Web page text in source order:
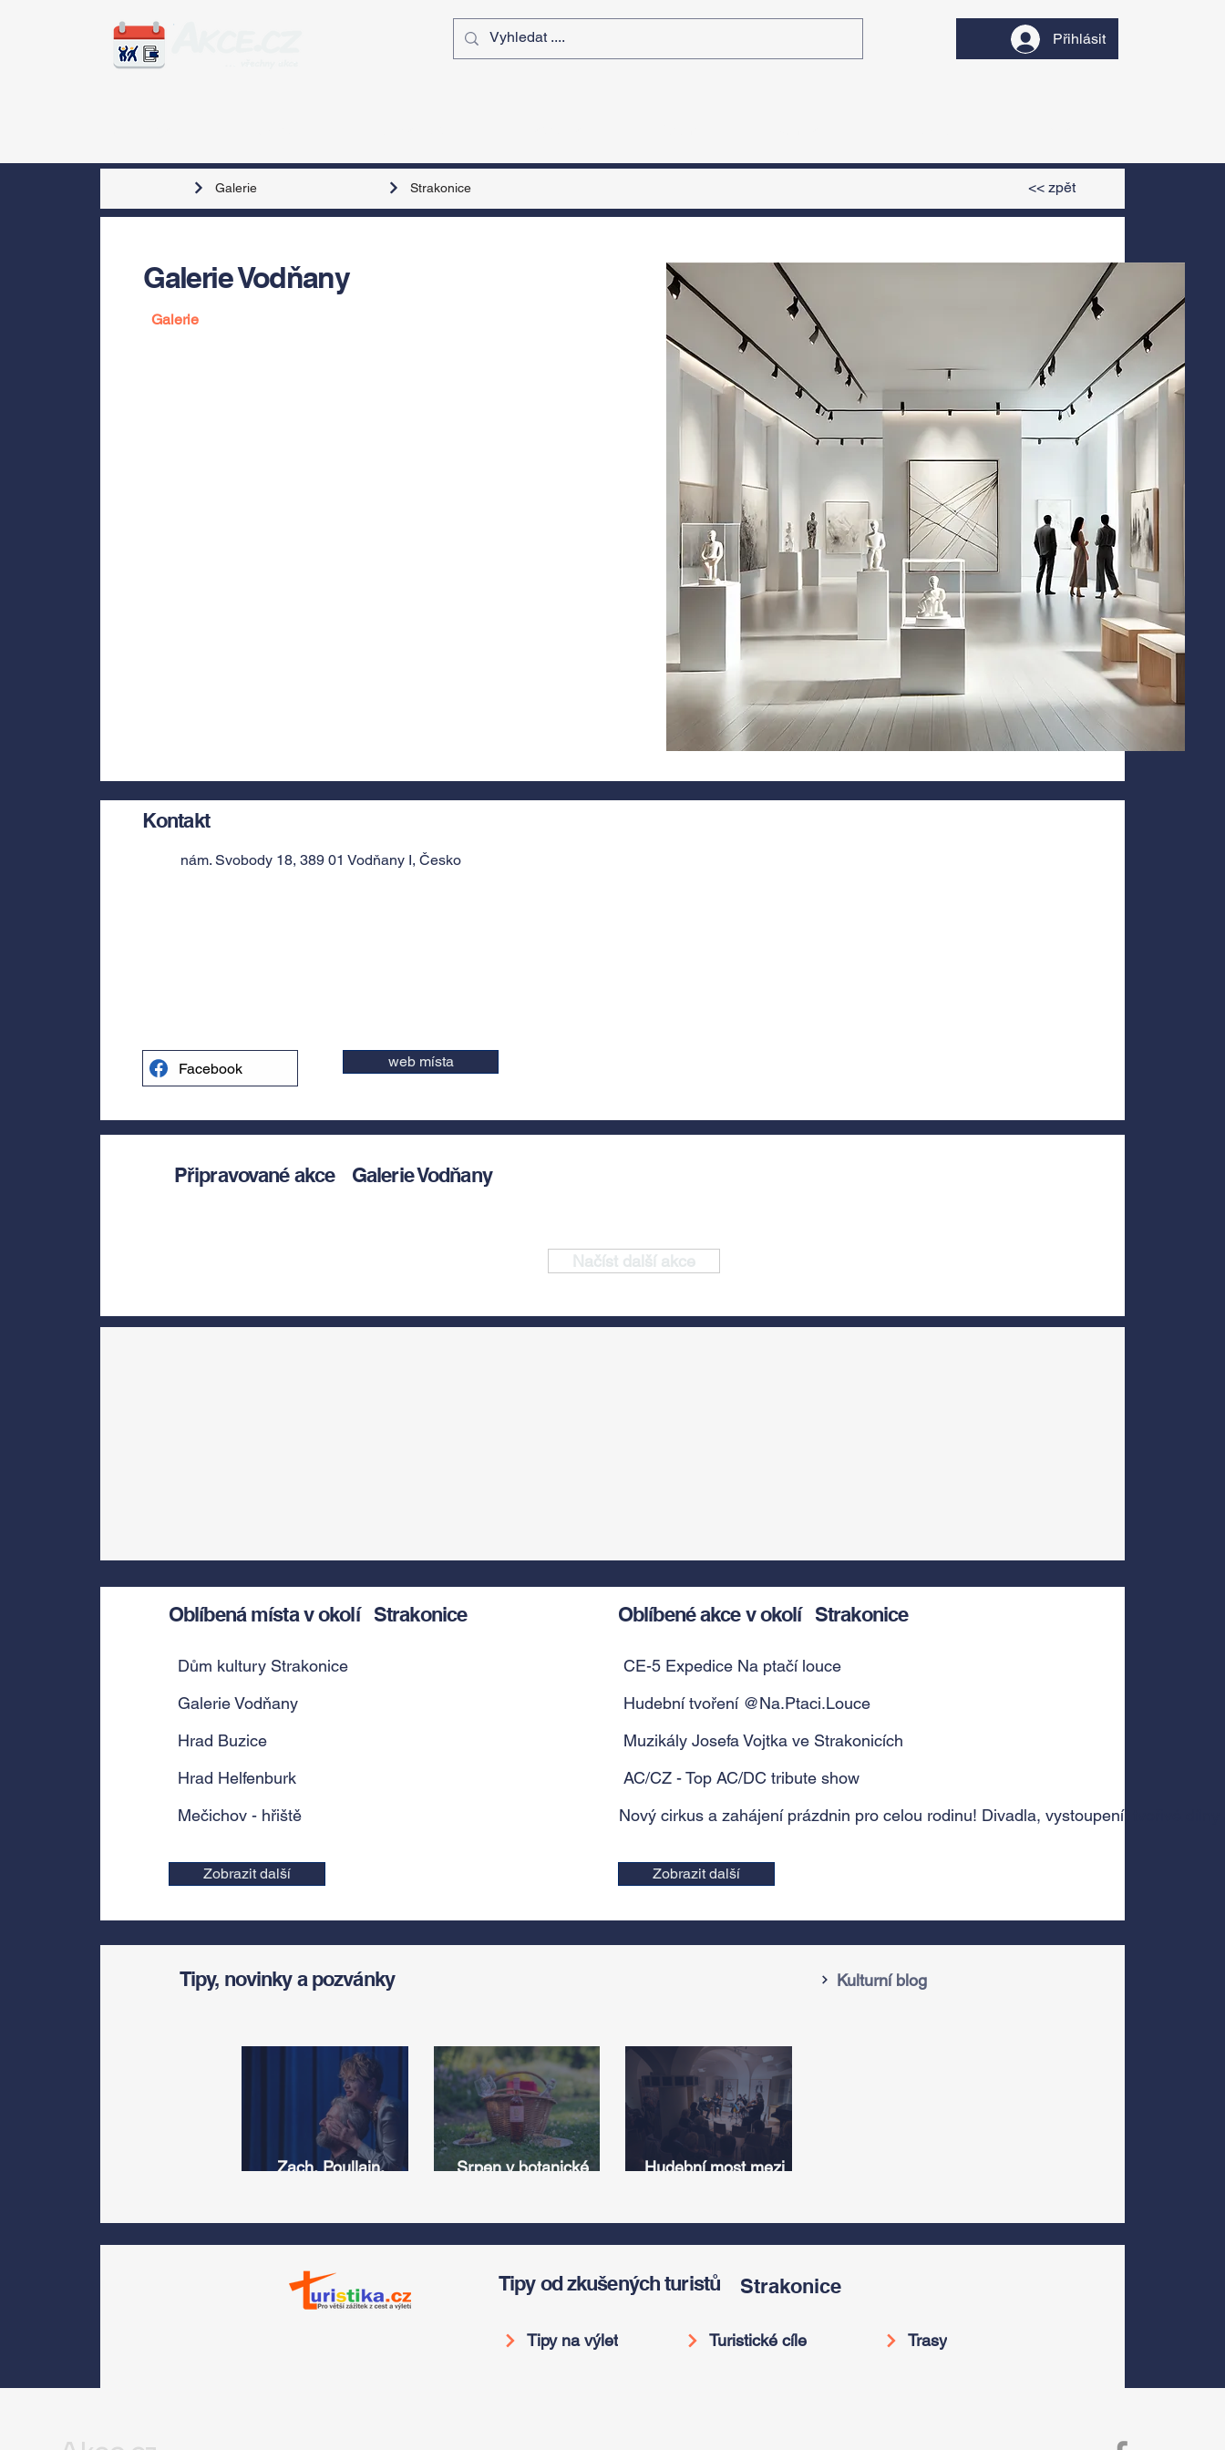
Přihlásit
Galerie Strakonice << zpět
Galerie Vodňany
Galerie
Kontakt
nám. Svobody 18, 389 01 Vodňany I, Česko
Facebook web místa
Připravované akce Galerie Vodňany
Načíst další akce
Oblíbená místa v okolí Strakonice
Dům kultury Strakonice
Galerie Vodňany
Hrad Buzice
Hrad Helfenburk
Mečichov - hřiště
Zobrazit další
Oblíbené akce v okolí Strakonice
CE-5 Expedice Na ptačí louce
Hudební tvoření @Na.Ptaci.Louce
Muzikály Josefa Vojtka ve Strakonicích
AC/CZ - Top AC/DC tribute show
Nový cirkus a zahájení prázdnin pro celou rodinu! Divadla, vystoupení, tvořivé
Zobrazit další
Tipy, novinky a pozvánky Kulturní blog
Zach, Poullain,
srpnu představí s
Divadlem Bez zábradlí
Voděrádky u Říčan
Srpen v botanické
světa a vinařské
oslavy
Hudební most mezi
Antonína Dvořáka
ožije v jeho rodném
Tipy od zkušených turistů Strakonice
Tipy na výlet Turistické cíle Trasy